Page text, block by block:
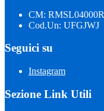
CM: RMSL04000R
Cod.Un: UFGJWJ
Seguici su
Instagram
Sezione Link Utili